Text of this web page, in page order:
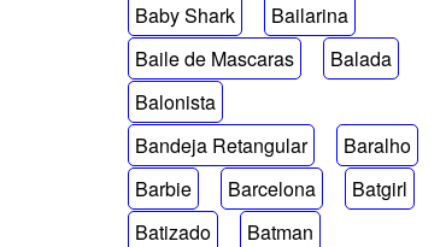
Baby Shark
Bailarina
Baile de Mascaras
Balada
Balonista
Bandeja Retangular
Baralho
Barbie
Barcelona
Batgirl
Batizado
Batman